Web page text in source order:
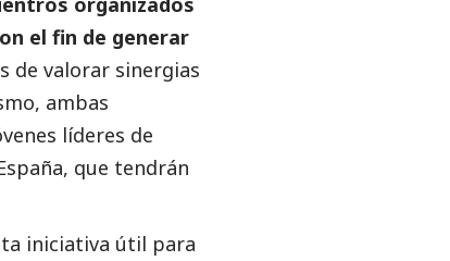
el fin de generar
de valorar sinergias
ambas
líderes de
que tendrán
iniciativa útil para